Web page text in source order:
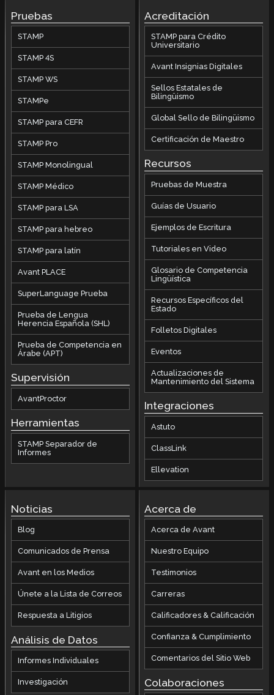
Pruebas
STAMP
STAMP 4S
STAMP WS
STAMPe
STAMP para CEFR
STAMP Pro
STAMP Monolingual
STAMP Médico
STAMP para LSA
STAMP para hebreo
STAMP para latín
Avant PLACE
SuperLanguage Prueba
Prueba de Lengua
Herencia Española (SHL)
Prueba de Competencia en
Árabe (APT)
Supervisión
AvantProctor
Herramientas
STAMP Separador de
Informes
Acreditación
STAMP para Crédito
Universitario
Avant Insignias Digitales
Sellos Estatales de
Bilingüismo
Global Sello de Bilingüismo
Certificación de Maestro
Recursos
Pruebas de Muestra
Guías de Usuario
Ejemplos de Escritura
Tutoriales en Video
Glosario de Competencia
Lingüística
Recursos Específicos del
Estado
Folletos Digitales
Eventos
Actualizaciones de
Mantenimiento del Sistema
Integraciones
Astuto
ClassLink
Ellevation
Noticias
Blog
Comunicados de Prensa
Avant en los Medios
Únete a la Lista de Correos
Respuesta a Litigios
Análisis de Datos
Informes Individuales
Investigación
Acerca de
Acerca de Avant
Nuestro Equipo
Testimonios
Carreras
Calificadores & Calificación
Confianza & Cumplimiento
Comentarios del Sitio Web
Colaboraciones